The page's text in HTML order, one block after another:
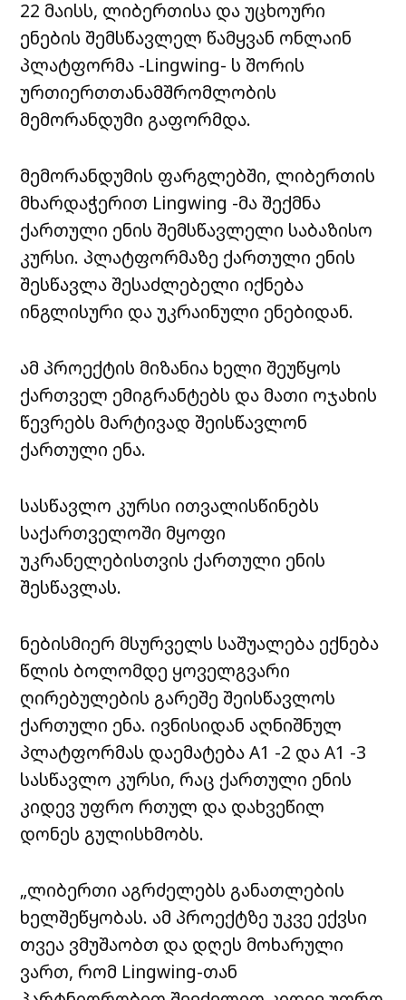
22 მაისს, ლიბერთისა და უცხოური
ენების შემსწავლელ წამყვან ონლაინ
პლატფორმა -Lingwing- ს შორის
ურთიერთთანამშრომლობის
მემორანდუმი გაფორმდა.
მემორანდუმის ფარგლებში, ლიბერთის
მხარდაჭერით Lingwing -მა შექმნა
ქართული ენის შემსწავლელი საბაზისო
კურსი. პლატფორმაზე ქართული ენის
შესწავლა შესაძლებელი იქნება
ინგლისური და უკრაინული ენებიდან.
ამ პროექტის მიზანია ხელი შეუწყოს
ქართველ ემიგრანტებს და მათი ოჯახის
წევრებს მარტივად შეისწავლონ
ქართული ენა.
სასწავლო კურსი ითვალისწინებს
საქართველოში მყოფი
უკრანელებისთვის ქართული ენის
შესწავლას.
ნებისმიერ მსურველს საშუალება ექნება
წლის ბოლომდე ყოველგვარი
ღირებულების გარეშე შეისწავლოს
ქართული ენა. ივნისიდან აღნიშნულ
პლატფორმას დაემატება A1 -2 და A1 -3
სასწავლო კურსი, რაც ქართული ენის
კიდევ უფრო რთულ და დახვეწილ
დონეს გულისხმობს.
„ლიბერთი აგრძელებს განათლების
ხელშეწყობას. ამ პროექტზე უკვე ექვსი
თვეა ვმუშაობთ და დღეს მოხარული
ვართ, რომ Lingwing-თან